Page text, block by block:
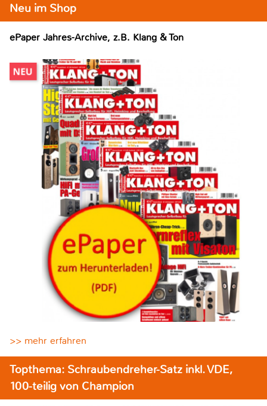
Neu im Shop
ePaper Jahres-Archive, z.B. Klang & Ton
>> mehr erfahren
Topthema: Schraubendreher-Satz inkl. VDE,
100-teilig von Champion